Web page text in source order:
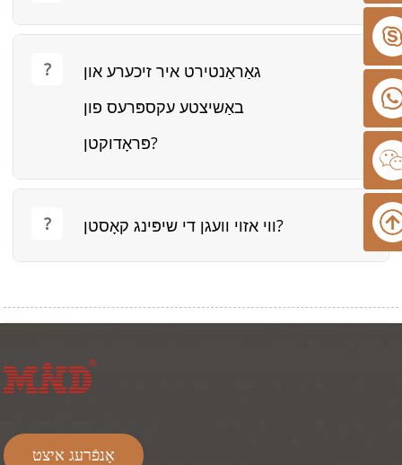
גאַראַנטירט איר זיכערע און
באַשיצטע עקספּרעס פון
פּראָדוקטן?
ווי אזוי וועגן די שיפּינג קאָסטן?
אָנפֿרעג איצט